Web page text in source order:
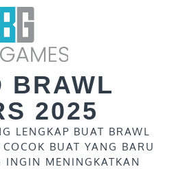
BRAWL
2025
LENGKAP BUAT BRAWL
BUAT YANG BARU
INGIN MENINGKATKAN